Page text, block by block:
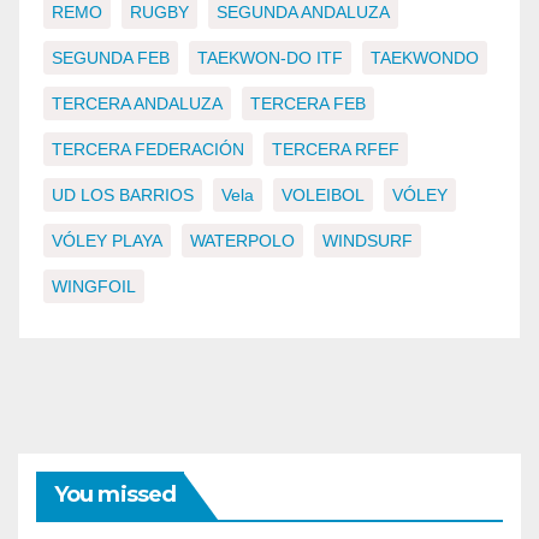
REMO RUGBY SEGUNDA ANDALUZA
SEGUNDA FEB TAEKWON-DO ITF TAEKWONDO
TERCERA ANDALUZA TERCERA FEB
TERCERA FEDERACIÓN TERCERA RFEF
UD LOS BARRIOS Vela VOLEIBOL VÓLEY
VÓLEY PLAYA WATERPOLO WINDSURF
WINGFOIL
You missed